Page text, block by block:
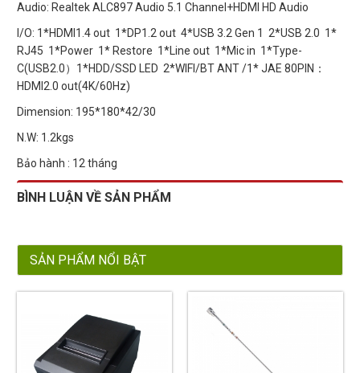
Audio: Realtek ALC897 Audio 5.1 Channel+HDMI HD Audio
I/O: 1*HDMI1.4 out 1*DP1.2 out 4*USB 3.2 Gen 1 2*USB 2.0 1*
RJ45 1*Power 1* Restore 1*Line out 1*Mic in 1*Type-
C(USB2.0）1*HDD/SSD LED 2*WIFI/BT ANT /1* JAE 80PIN：
HDMI2.0 out(4K/60Hz)
Dimension: 195*180*42/30
N.W: 1.2kgs
Bảo hành : 12 tháng
BÌNH LUẬN VỀ SẢN PHẨM
SẢN PHẨM NỔI BẬT